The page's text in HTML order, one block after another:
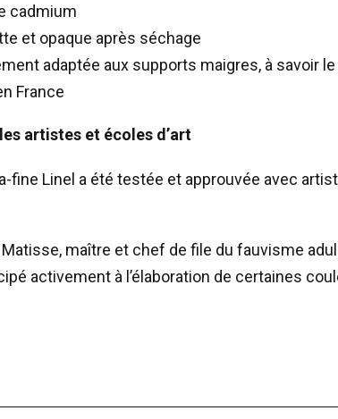
cadmium
et opaque après séchage
adaptée aux supports maigres, à savoir
France
artistes et écoles d’art
fine Linel a été testée et approuvée avec
maître et chef de file du fauvisme
activement à l’élaboration de certaines